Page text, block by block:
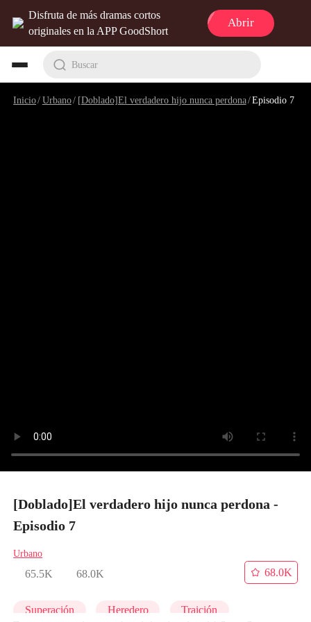
Disfruta de más dramas cortos
originales en la APP GoodShort
Abrir
Buscar
Inicio/Urbano/ [Doblado]El verdadero hijo nunca perdona/Episodio 7
[Doblado]El verdadero hijo nunca perdona -
Episodio 7
Urbano
65.5K 68.0K
68.0K
Superación Heredero Traición